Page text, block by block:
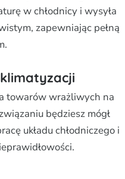
w chłodnicy i wysyła
zapewniając pełną
towarów wrażliwych na
będziesz mógł
układu chłodniczego i